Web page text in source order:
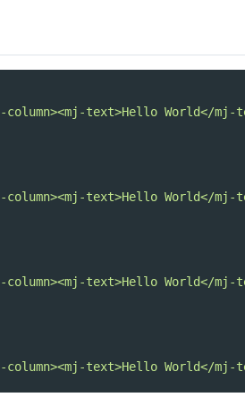
column><mj-text>Hello World</
column><mj-text>Hello World</
column><mj-text>Hello World</
column><mj-text>Hello World</